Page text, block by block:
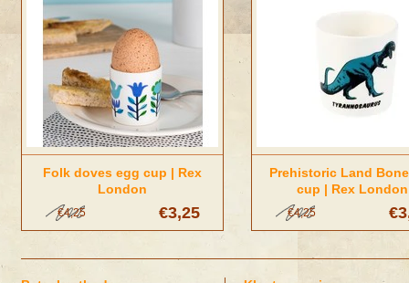
Folk doves egg cup | Rex
London
€3,25
€4,25
Prehistoric Land
cup | Rex London
€4,25